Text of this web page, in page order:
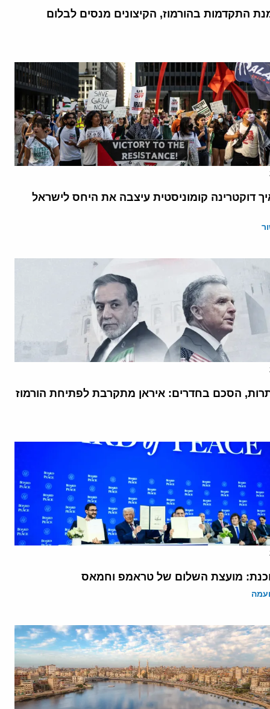
התקדמות בהורמוז, הקיצונים מנסים לבלום
דוקטרינה קומוניסטית עיצבה את היחס לישראל
הסכם בחדרים: איראן מתקרבת לפתיחת הורמוז
מועצת השלום של טראמפ וחמאס